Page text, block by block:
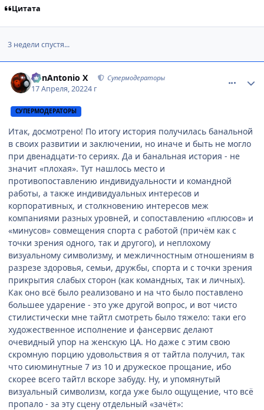
Цитата
3 недели спустя...
BonAntonio X Супермодераторы
17 Апреля, 20224 г
СУПЕРМОДЕРАТОРЫ
Итак, досмотрено! По итогу история получилась банальной
в своих развитии и заключении, но иначе и быть не могло
при двенадцати-то сериях. Да и банальная история - не
значит «плохая». Тут нашлось место и
противопоставлению индивидуальности и командной
работы, а также индивидуальных интересов и
корпоративных, и столкновению интересов меж
компаниями разных уровней, и сопоставлению «плюсов» и
«минусов» совмещения спорта с работой (причём как с
точки зрения одного, так и другого), и неплохому
визуальному символизму, и межличностным отношениям в
разрезе здоровья, семьи, дружбы, спорта и с точки зрения
прикрытия слабых сторон (как командных, так и личных).
Как оно всё было реализовано и на что было поставлено
большее ударение - это уже другой вопрос, и вот чисто
стилистически мне тайтл смотреть было тяжело: таки его
художественное исполнение и фансервис делают
очевидный упор на женскую ЦА. Но даже с этим свою
скромную порцию удовольствия я от тайтла получил, так
что сиюминутные 7 из 10 и дружеское прощание, ибо
скорее всего тайтл вскоре забуду. Ну, и упомянутый
визуальный символизм, когда уже было ощущение, что всё
пропало - за эту сцену отдельный «зачёт»: